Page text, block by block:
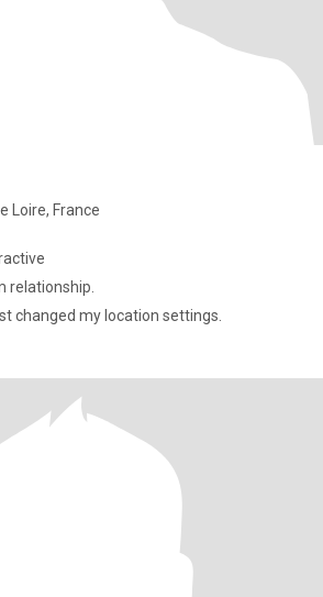
Loire, France
relationship.
changed my location settings.